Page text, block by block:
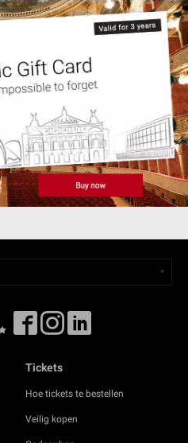
Tickets
Hoe tickets te bestellen
Veilig kopen